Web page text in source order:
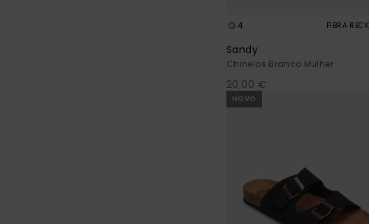
4 FIBRA
Sandy
Chinelos Branco Mulher
20,00 €
NOVO